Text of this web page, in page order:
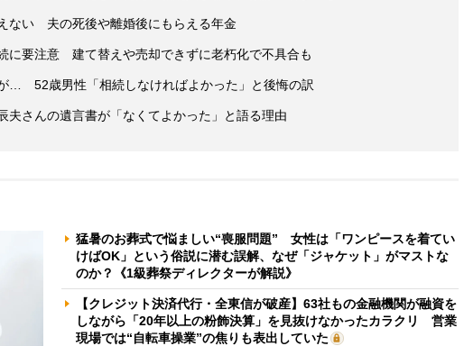
ない 夫の死後や離婚後にもらえる年金
に要注意 建て替えや売却できずに老朽化で不具合も
… 52歳男性「相続しなければよかった」と後悔の訳
さんの遺言書が「なくてよかった」と語る理由
猛暑のお葬式で悩ましい“喪服問題” 女性は「ワンピースを着てい
けばOK」という俗説に潜む誤解、なぜ「ジャケット」がマストな
のか？《1級葬祭ディレクターが解説》
【クレジット決済代行・全東信が破産】63社もの金融機関が融資を
しながら「20年以上の粉飾決算」を見抜けなかったカラクリ 営業
現場では“自転車操業”の焦りも表出していた